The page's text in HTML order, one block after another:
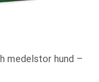
medelstor hund –